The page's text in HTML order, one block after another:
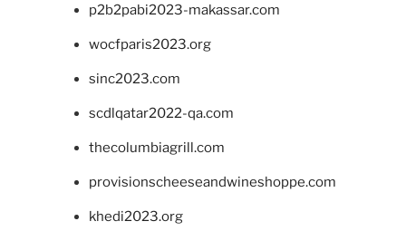
p2b2pabi2023-makassar.com
wocfparis2023.org
sinc2023.com
scdlqatar2022-qa.com
thecolumbiagrill.com
provisionscheeseandwineshoppe.com
khedi2023.org